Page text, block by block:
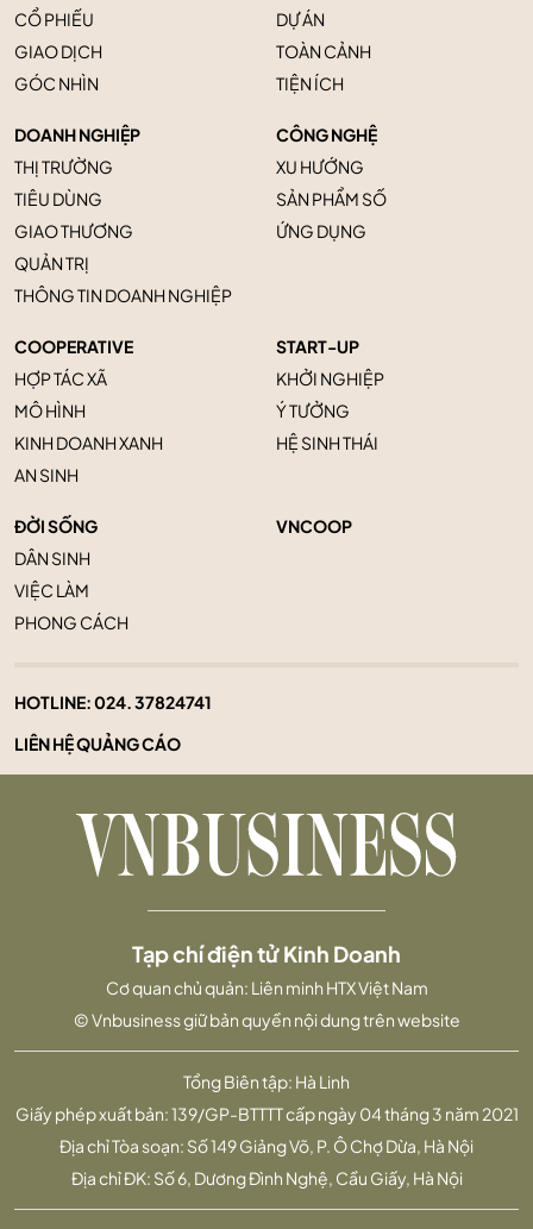
CỔ PHIẾU
GIAO DỊCH
GÓC NHÌN
DỰ ÁN
TOÀN CẢNH
TIỆN ÍCH
DOANH NGHIỆP
THỊ TRƯỜNG
TIÊU DÙNG
GIAO THƯƠNG
QUẢN TRỊ
THÔNG TIN DOANH NGHIỆP
CÔNG NGHỆ
XU HƯỚNG
SẢN PHẨM SỐ
ỨNG DỤNG
COOPERATIVE
HỢP TÁC XÃ
MÔ HÌNH
KINH DOANH XANH
AN SINH
START-UP
KHỞI NGHIỆP
Ý TƯỞNG
HỆ SINH THÁI
ĐỜI SỐNG
DÂN SINH
VIỆC LÀM
PHONG CÁCH
VNCOOP
HOTLINE:024. 37824741
LIÊN HỆ QUẢNG CÁO
Tổng Biên tập: Hà Linh
Giấy phép xuất bản: 139/GP-BTTTT cấp ngày 04 tháng 3 năm 2021
Địa chỉ Tòa soạn: Số 149 Giảng Võ, P. Ô Chợ Dừa, Hà Nội
Địa chỉ ĐK: Số 6, Dương Đình Nghệ, Cầu Giấy, Hà Nội
Tạp chí điện tử Kinh Doanh
Cơ quan chủ quản: Liên minh HTX Việt Nam
© Vnbusiness giữ bản quyền nội dung trên website